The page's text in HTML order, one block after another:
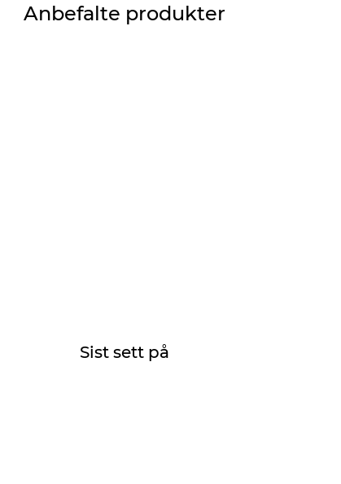
Anbefalte produkter
Sist sett på